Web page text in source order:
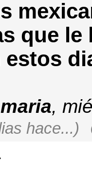
que le
maria,
hace...)